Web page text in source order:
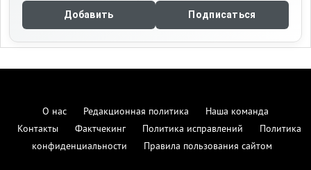
Добавить Подписаться
О нас Редакционная политика
Наша команда
Контакты
Фактчекинг Политика исправлений
Политика
конфиденциальности
Правила пользования сайтом